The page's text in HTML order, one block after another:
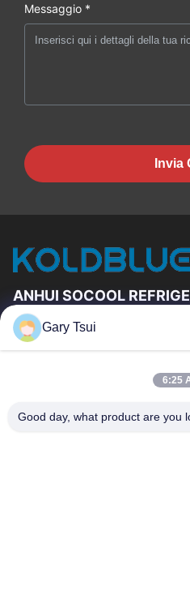
Messaggio *
Invia
ANHUI SOCOOL
Link Veloci
Giro Della Fabbrica
Gary Tsui
6:25
Good day, what product are you